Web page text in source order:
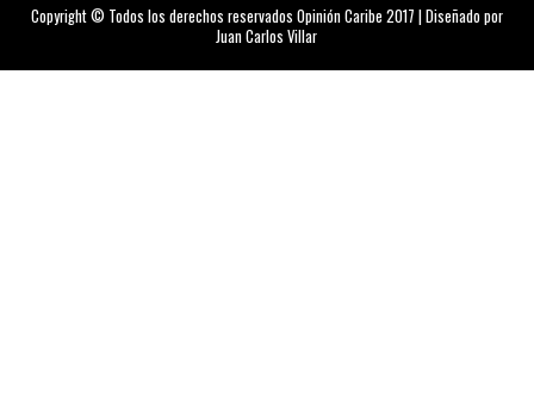
Copyright © Todos los derechos reservados Opinión Caribe 2017 | Diseñado por
Juan Carlos Villar